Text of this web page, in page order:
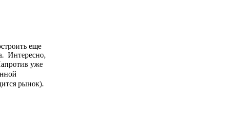
еще
Интересно,
уже
рынок).